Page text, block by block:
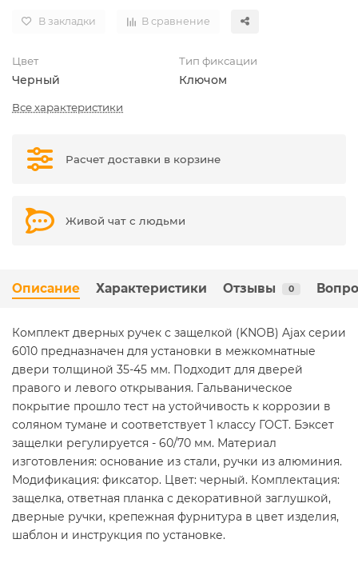
В закладки В сравнение
Цвет
Черный
Тип фиксации
Ключом
Все характеристики
Расчет доставки в корзине
Живой чат с людьми
Описание Характеристики Отзывы 0
Комплект дверных ручек с защелкой (KNOB) Ajax серии
6010 предназначен для установки в межкомнатные
двери толщиной 35-45 мм. Подходит для дверей
правого и левого открывания. Гальваническое
покрытие прошло тест на устойчивость к коррозии в
соляном тумане и соответствует 1 классу ГОСТ. Бэксет
защелки регулируется - 60/70 мм. Материал
изготовления: основание из стали, ручки из алюминия.
Модификация: фиксатор. Цвет: черный. Комплектация:
защелка, ответная планка с декоративной заглушкой,
дверные ручки, крепежная фурнитура в цвет изделия,
шаблон и инструкция по установке.